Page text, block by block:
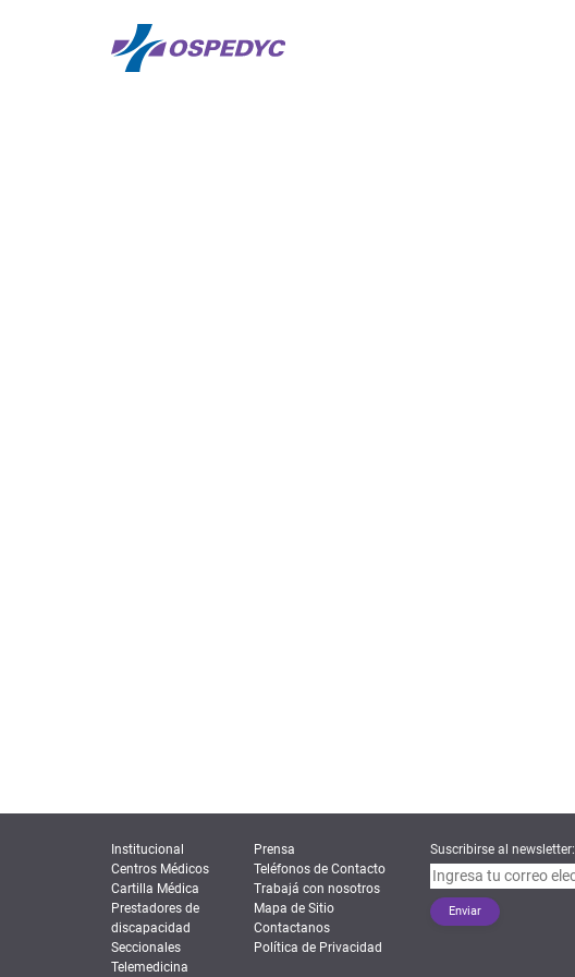
Institucional
Centros Médicos
Cartilla Médica
Prestadores de
discapacidad
Seccionales
Telemedicina
Prensa
Teléfonos de Contacto
Trabajá con nosotros
Mapa de Sitio
Contactanos
Política de Privacidad
Suscribirse al newsletter: